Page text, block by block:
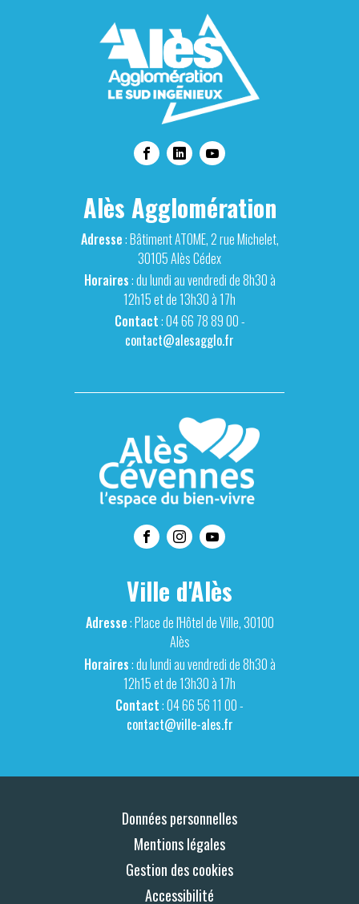
Alès Agglomération
Adresse: Bâtiment ATOME, 2 rue Michelet,
30105 Alès Cédex
Horaires: du lundi au vendredi de 8h30 à
12h15 et de 13h30 à 17h
Contact: 04 66 78 89 00 -
contact@alesagglo.fr
Ville d'Alès
Adresse: Place de l'Hôtel de Ville, 30100
Alès
Horaires: du lundi au vendredi de 8h30 à
12h15 et de 13h30 à 17h
Contact: 04 66 56 11 00 -
contact@ville-ales.fr
Données personnelles
Mentions légales
Gestion des cookies
Accessibilité